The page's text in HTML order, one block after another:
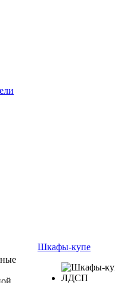
Шкафы-купе